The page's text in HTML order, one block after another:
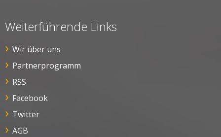
Weiterführende Links
Wir über uns
Partnerprogramm
RSS
Facebook
Twitter
AGB